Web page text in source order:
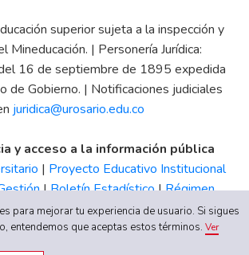
superior sujeta a la inspección y
Mineducación. | Personería Jurídica:
16 de septiembre de 1895 expedida
de Gobierno. | Notificaciones judiciales
juridica@urosario.edu.co
y acceso a la información pública
| Proyecto Educativo Institucional
|Boletín Estadístico|Régimen
Financieros |Código de Ética| Canal
de Integridad UR
para mejorar tu experiencia de usuario. Si sigues
entendemos que aceptas estos términos.Ver